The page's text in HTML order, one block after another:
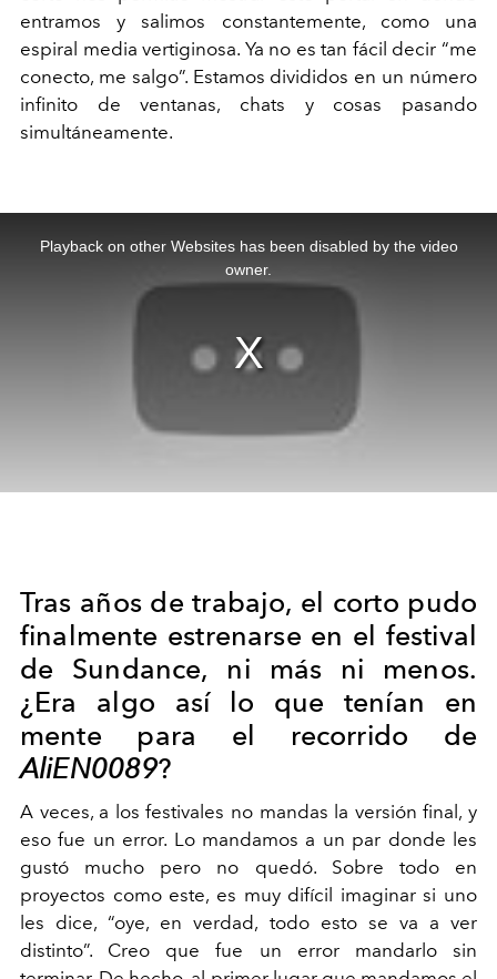
entramos y salimos constantemente, como una
espiral media vertiginosa. Ya no es tan fácil decir “me
conecto, me salgo”. Estamos divididos en un número
infinito de ventanas, chats y cosas pasando
simultáneamente.
Playback on other Websites has been disabled by the video
owner.
Tras años de trabajo, el corto pudo
finalmente estrenarse en el festival
de Sundance, ni más ni menos.
¿Era algo así lo que tenían en
mente para el recorrido de
AliEN0089?
A veces, a los festivales no mandas la versión final, y
eso fue un error. Lo mandamos a un par donde les
gustó mucho pero no quedó. Sobre todo en
proyectos como este, es muy difícil imaginar si uno
les dice, “oye, en verdad, todo esto se va a ver
distinto”. Creo que fue un error mandarlo sin